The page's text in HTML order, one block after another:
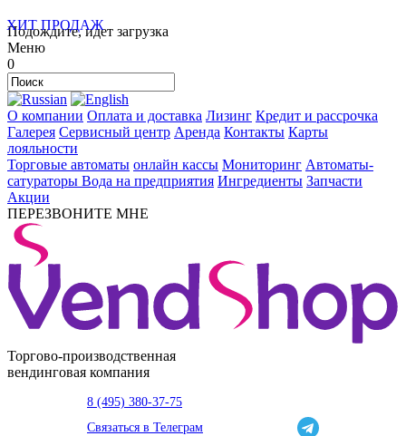
Подождите, идет загрузка
Меню
0
О компании Оплата и доставка Лизинг Кредит и рассрочка
Галерея Сервисный центр Аренда Контакты Карты
лояльности
Торговые автоматы онлайн кассы Мониторинг Автоматы-
сатураторы Вода на предприятия Ингредиенты Запчасти
Акции
ПЕРЕЗВОНИТЕ МНЕ
Торгово-производственная
вендинговая компания
8 (495) 380-37-75
Связаться в Телеграм
ХИТ ПРОДАЖ